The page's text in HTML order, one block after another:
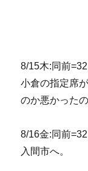
8/15木:同前
小倉の指定席
のか悪かったの
8/16金:同前
入間市へ。